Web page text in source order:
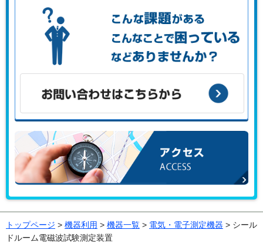
こんな課題がある、こんなことで困っている、などありませ
お問い合わせはこちらから
トップページ > 機器利用 > 機器一覧 > 電気・電子測定機器 > シール
ドルーム電磁波試験測定装置